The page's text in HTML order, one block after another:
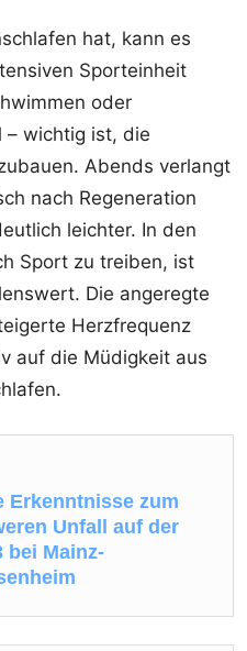
hat, kann es
Sporteinheit
oder
– wichtig ist, die
Abends verlangt
nach Regeneration
leichter. In den
Sport zu treiben, ist
Die angeregte
Herzfrequenz
auf die Müdigkeit aus
Erkenntnisse zum
Unfall auf der
bei Mainz-